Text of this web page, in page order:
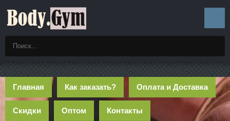
Главная Как заказать? Оплата и Доставка
Скидки Оптом Контакты